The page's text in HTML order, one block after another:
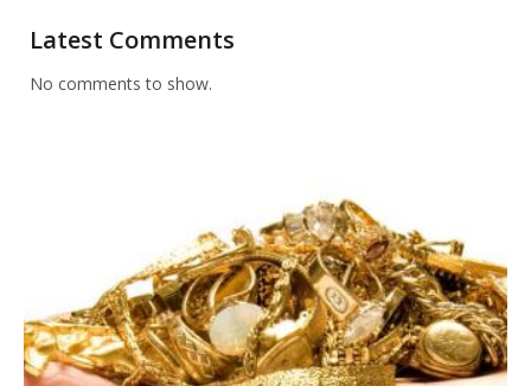
Latest Comments
No comments to show.